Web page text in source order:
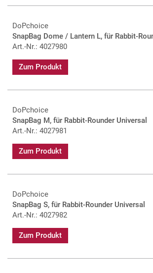
DoPchoice
SnapBag Dome / Lantern L, für Rabbit-
Art.-Nr.: 4027980
Zum Produkt
DoPchoice
SnapBag M, für Rabbit-Rounder Universal
Art.-Nr.: 4027981
Zum Produkt
DoPchoice
SnapBag S, für Rabbit-Rounder Universal
Art.-Nr.: 4027982
Zum Produkt